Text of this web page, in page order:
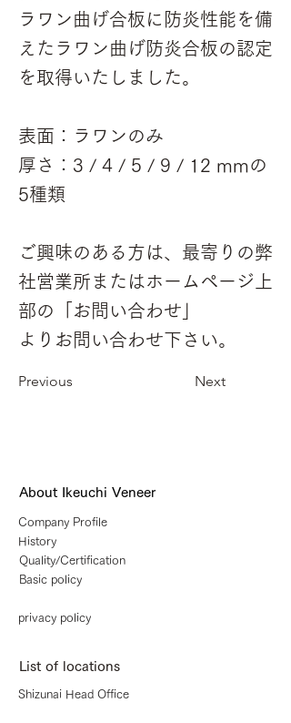
ラワン曲げ合板に防炎性能を備
えたラワン曲げ防炎合板の認定
を取得いたしました。
表面：ラワンのみ
厚さ：3 / 4 / 5 / 9 / 12 mmの
5種類
ご興味のある方は、最寄りの弊
社営業所またはホームページ上
部の「お問い合わせ」
よりお問い合わせ下さい。
Previous Next
About Ikeuchi Veneer
Company Profile
History
Quality/Certification
Basic policy
privacy policy
List of locations
Shizunai Head Office